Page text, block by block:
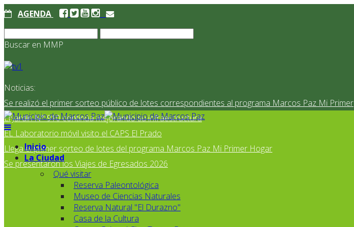
AGENDA
Buscar en MMP
Noticias:
Se realizó el primer sorteo público de lotes correspondientes al programa Marcos Paz Mi Primer
El Jardín N° 910 continúa mejorando su infraestructura
EL Laboratorio móvil visito el CAPS El Prado
Llega el primer sorteo de lotes del programa Marcos Paz Mi Primer Hogar
Se presentaron los Viajes de Egresados 2026
Inicio
La Ciudad
Qué visitar
Reserva Paleontológica
Museo de Ciencias Naturales
Reserva Natural "El Durazno"
Casa de la Cultura